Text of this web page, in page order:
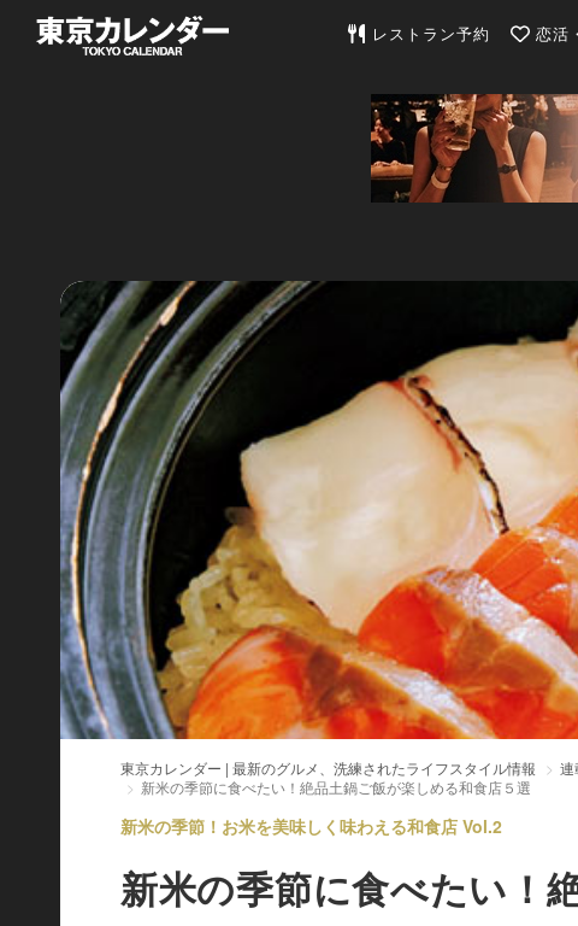
東京カレンダー | 最新のグ
レストラン予約 恋活
東京カレンダー | 最新のグルメ、洗練されたライフスタイル情報 連
新米の季節に食べたい！絶品土鍋ご飯が楽しめる和食店５選
新米の季節！お米を美味しく味わえる和食店 Vol.2
新米の季節に食べたい！